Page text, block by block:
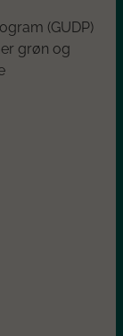
(GUDP)
grøn og